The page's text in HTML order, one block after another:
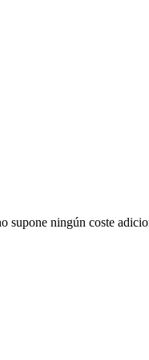
supone ningún coste